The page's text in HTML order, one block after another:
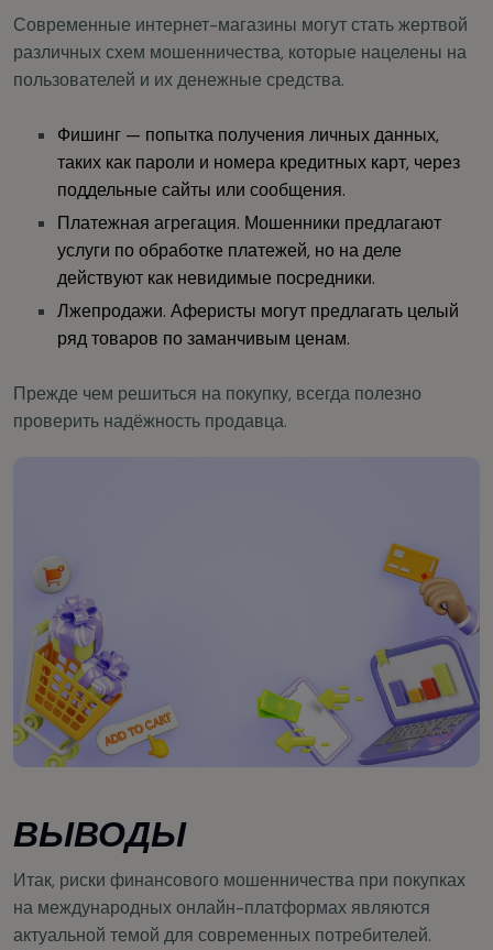
Современные интернет-магазины могут стать жертвой
различных схем мошенничества, которые нацелены на
пользователей и их денежные средства.
Фишинг — попытка получения личных данных,
таких как пароли и номера кредитных карт, через
поддельные сайты или сообщения.
Платежная агрегация. Мошенники предлагают
услуги по обработке платежей, но на деле
действуют как невидимые посредники.
Лжепродажи. Аферисты могут предлагать целый
ряд товаров по заманчивым ценам.
Прежде чем решиться на покупку, всегда полезно
проверить надёжность продавца.
ВЫВОДЫ
Итак, риски финансового мошенничества при покупках
на международных онлайн-платформах являются
актуальной темой для современных потребителей.